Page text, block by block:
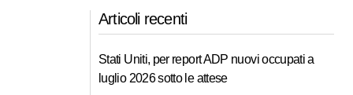
di Panama
clima e geopolitica al top
Articoli recenti
Stati Uniti, per report ADP nuovi occupati a
luglio 2026 sotto le attese